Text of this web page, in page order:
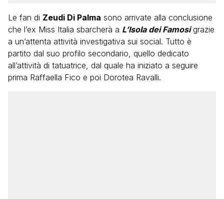
Le fan di Zeudi Di Palma sono arrivate alla conclusione
che l’ex Miss Italia sbarcherà a L’Isola dei Famosigrazie
a un’attenta attività investigativa sui social. Tutto è
partito dal suo profilo secondario, quello dedicato
all’attività di tatuatrice, dal quale ha iniziato a seguire
prima Raffaella Fico e poi Dorotea Ravalli.